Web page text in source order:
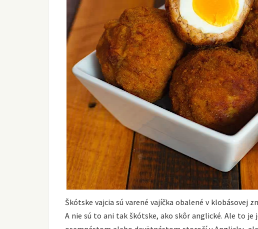
Škótske vajcia sú varené vajíčka obalené v klobásovej
A nie sú to ani tak škótske, ako skôr anglické. Ale to je